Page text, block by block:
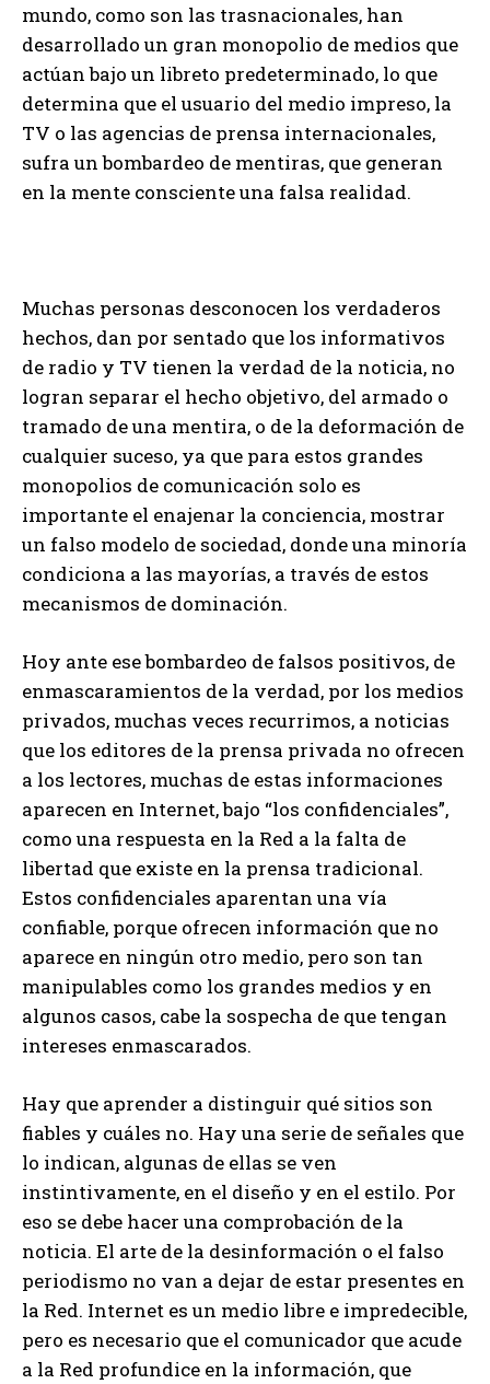
mundo, como son las trasnacionales, han
desarrollado un gran monopolio de medios que
actúan bajo un libreto predeterminado, lo que
determina que el usuario del medio impreso, la
TV o las agencias de prensa internacionales,
sufra un bombardeo de mentiras, que generan
en la mente consciente una falsa realidad.
Muchas personas desconocen los verdaderos
hechos, dan por sentado que los informativos
de radio y TV tienen la verdad de la noticia, no
logran separar el hecho objetivo, del armado o
tramado de una mentira, o de la deformación de
cualquier suceso, ya que para estos grandes
monopolios de comunicación solo es
importante el enajenar la conciencia, mostrar
un falso modelo de sociedad, donde una minoría
condiciona a las mayorías, a través de estos
mecanismos de dominación.
Hoy ante ese bombardeo de falsos positivos, de
enmascaramientos de la verdad, por los medios
privados, muchas veces recurrimos, a noticias
que los editores de la prensa privada no ofrecen
a los lectores, muchas de estas informaciones
aparecen en Internet, bajo “los confidenciales”,
como una respuesta en la Red a la falta de
libertad que existe en la prensa tradicional.
Estos confidenciales aparentan una vía
confiable, porque ofrecen información que no
aparece en ningún otro medio, pero son tan
manipulables como los grandes medios y en
algunos casos, cabe la sospecha de que tengan
intereses enmascarados.
Hay que aprender a distinguir qué sitios son
fiables y cuáles no. Hay una serie de señales que
lo indican, algunas de ellas se ven
instintivamente, en el diseño y en el estilo. Por
eso se debe hacer una comprobación de la
noticia. El arte de la desinformación o el falso
periodismo no van a dejar de estar presentes en
la Red. Internet es un medio libre e impredecible,
pero es necesario que el comunicador que acude
a la Red profundice en la información, que